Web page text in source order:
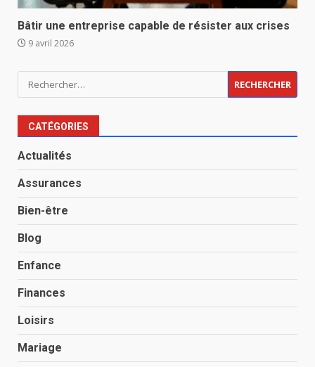
Bâtir une entreprise capable de résister aux crises
9 avril 2026
Rechercher :
CATÉGORIES
Actualités
Assurances
Bien-être
Blog
Enfance
Finances
Loisirs
Mariage